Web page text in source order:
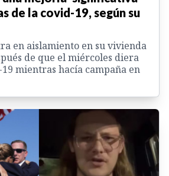
de la covid-19, según su
en aislamiento en su vivienda
de que el miércoles diera
mientras hacía campaña en